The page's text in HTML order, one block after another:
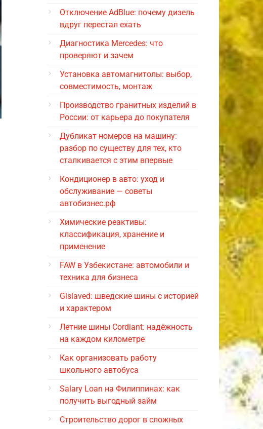
Отключение AdBlue: почему дизель
вдруг перестал ехать
Диагностика Mercedes: что
проверяют и зачем
Установка автомагнитолы: выбор,
совместимость, монтаж
Производство гранитных изделий в
России: от карьера до покупателя
Дубликат номеров на машину:
разбор по существу для тех, кто
сталкивается с этим впервые
Кондиционер в авто: уход и
обслуживание — советы
автобизнес.рф
Химические реактивы:
классификация, хранение и
применение
FAW в Узбекистане: автомобили и
техника для бизнеса
Gislaved: шведские шины с историей
и характером
Летние шины Cordiant: надёжность
на каждом километре
Как организовать работу
школьного автобуса
Salary Loan на Филиппинах: как
получить выгодный займ
Строительство дорог в сложных